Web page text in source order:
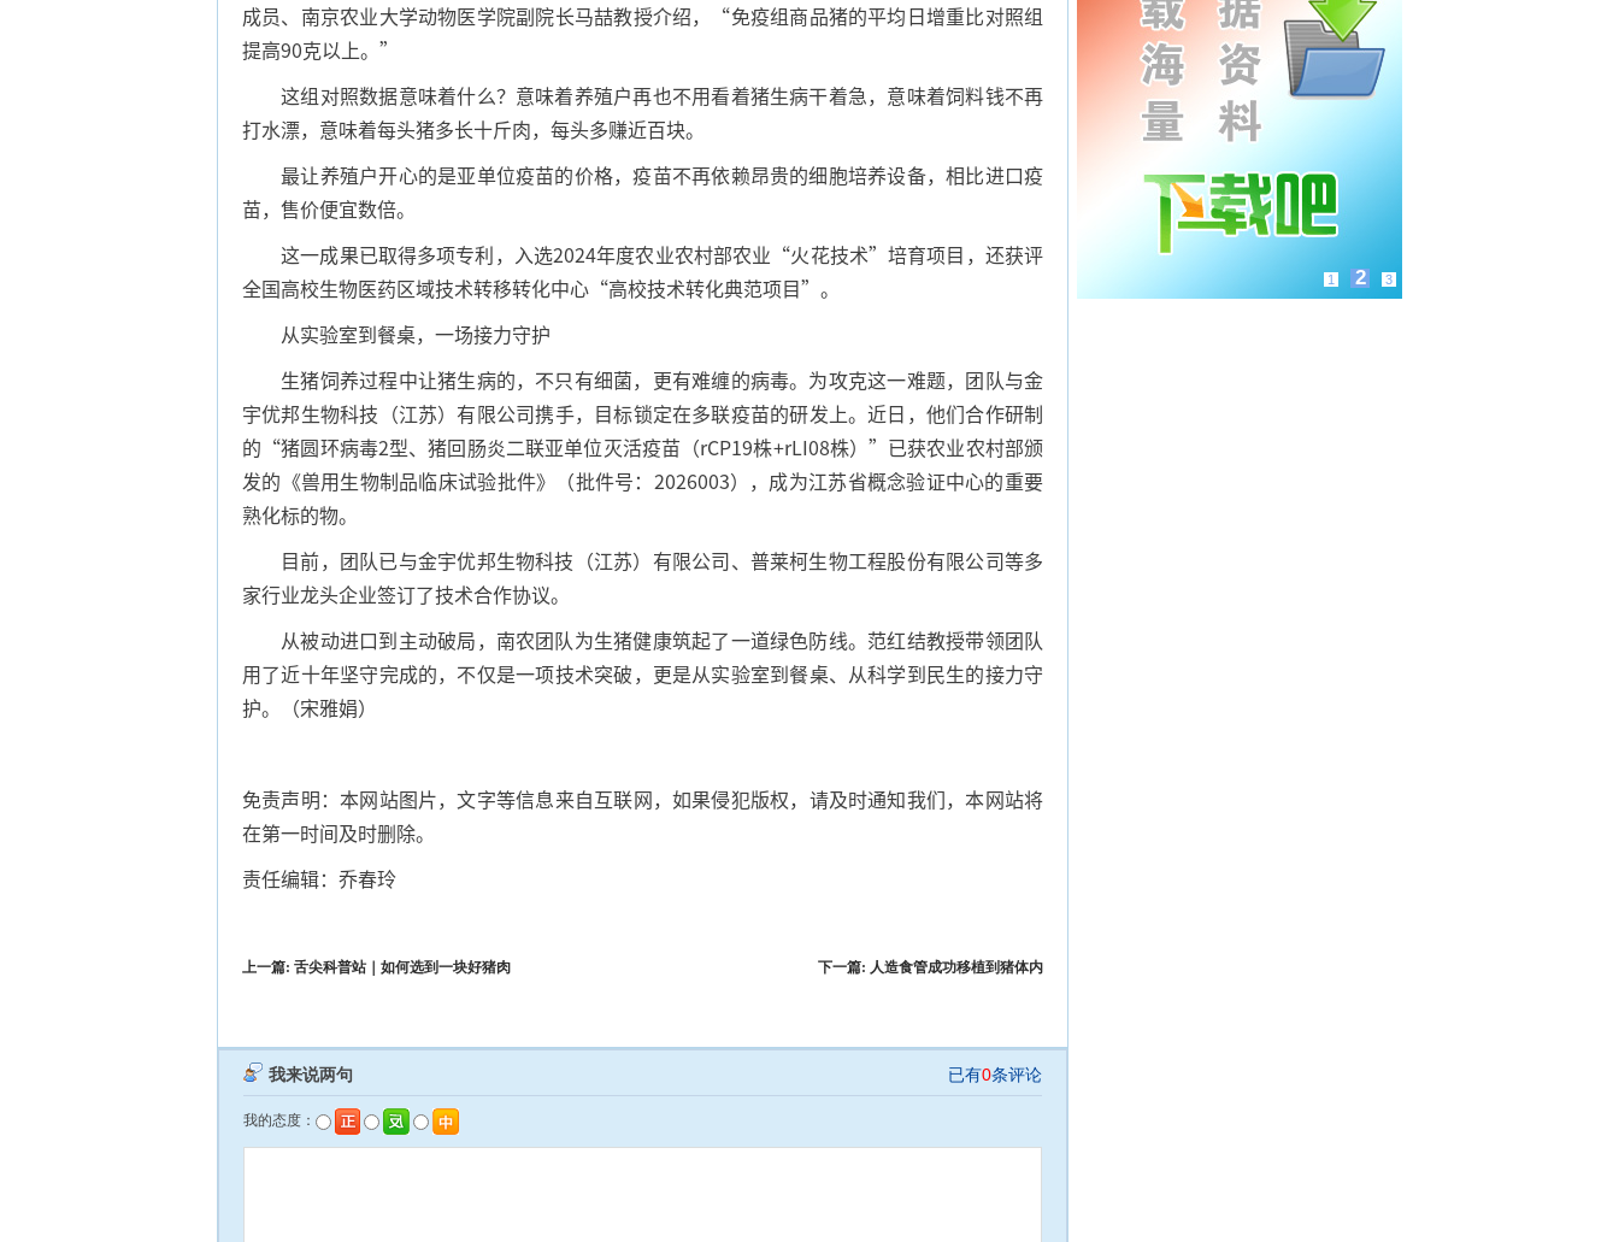
成员、南京农业大学动物医学院副院长马喆教授介绍，“免疫组商品猪的平均日增重比对照组
提高90克以上。”
这组对照数据意味着什么？意味着养殖户再也不用看着猪生病干着急，意味着饲料钱不再
打水漂，意味着每头猪多长十斤肉，每头多赚近百块。
最让养殖户开心的是亚单位疫苗的价格，疫苗不再依赖昂贵的细胞培养设备，相比进口疫
苗，售价便宜数倍。
这一成果已取得多项专利，入选2024年度农业农村部农业“火花技术”培育项目，还获评
全国高校生物医药区域技术转移转化中心“高校技术转化典范项目”。
从实验室到餐桌，一场接力守护
生猪饲养过程中让猪生病的，不只有细菌，更有难缠的病毒。为攻克这一难题，团队与金
宇优邦生物科技（江苏）有限公司携手，目标锁定在多联疫苗的研发上。近日，他们合作研制
的“猪圆环病毒2型、猪回肠炎二联亚单位灭活疫苗（rCP19株+rLI08株）”已获农业农村部颁
发的《兽用生物制品临床试验批件》（批件号：2026003），成为江苏省概念验证中心的重要
熟化标的物。
目前，团队已与金宇优邦生物科技（江苏）有限公司、普莱柯生物工程股份有限公司等多
家行业龙头企业签订了技术合作协议。
从被动进口到主动破局，南农团队为生猪健康筑起了一道绿色防线。范红结教授带领团队
用了近十年坚守完成的，不仅是一项技术突破，更是从实验室到餐桌、从科学到民生的接力守
护。（宋雅娟）
免责声明：本网站图片，文字等信息来自互联网，如果侵犯版权，请及时通知我们，本网站将
在第一时间及时删除。
责任编辑：乔春玲
上一篇: 舌尖科普站｜如何选到一块好猪肉 下一篇: 人造食管成功移植到猪体内
1 2 3